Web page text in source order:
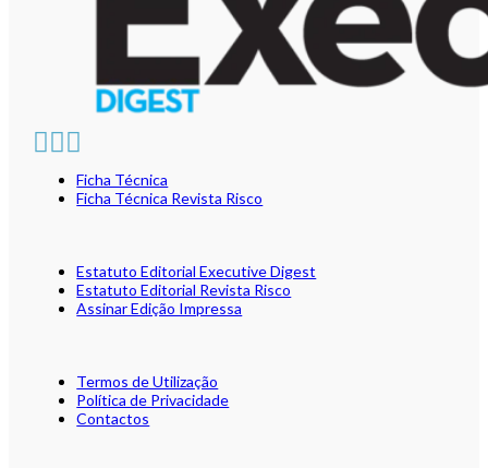
Ficha Técnica
Ficha Técnica Revista Risco
Estatuto Editorial Executive Digest
Estatuto Editorial Revista Risco
Assinar Edição Impressa
Termos de Utilização
Política de Privacidade
Contactos